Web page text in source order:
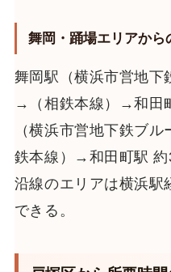
舞岡・踊場エリアから
舞岡駅（横浜市営地
→（相鉄本線）→和田
（横浜市営地下鉄ブ
鉄本線）→和田町駅 約
沿線のエリアは横浜駅
できる。